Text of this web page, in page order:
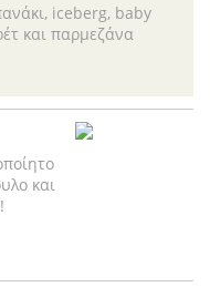
iceberg, baby
και παρμεζάνα
και